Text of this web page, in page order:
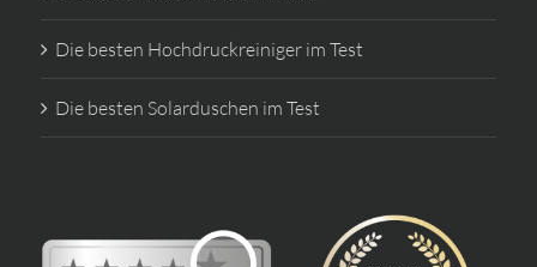
Die besten Hochdruckreiniger im Test
Die besten Solarduschen im Test